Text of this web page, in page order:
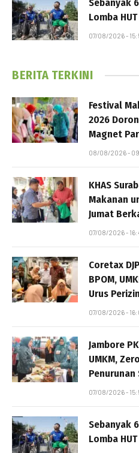
Sebanyak
Lomba
07/08/2026 -
BERITA TERKINI
Festival
2026
Magnet
08/08/2026 -
KHAS
Makanan
Jumat
07/08/2026 -
Coretax
BPOM,
Urus
07/08/2026 -
Jambore
UMKM,
07/08/2026 -
Sebanyak
Lomba